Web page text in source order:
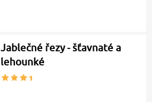
Jablečné řezy - šťavnaté a
lehounké